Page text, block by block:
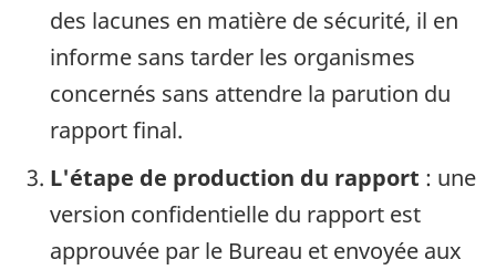
des lacunes en matière de sécurité, il en
informe sans tarder les organismes
concernés sans attendre la parution du
rapport final.
L'étape de production du rapport : une
version confidentielle du rapport est
approuvée par le Bureau et envoyée aux